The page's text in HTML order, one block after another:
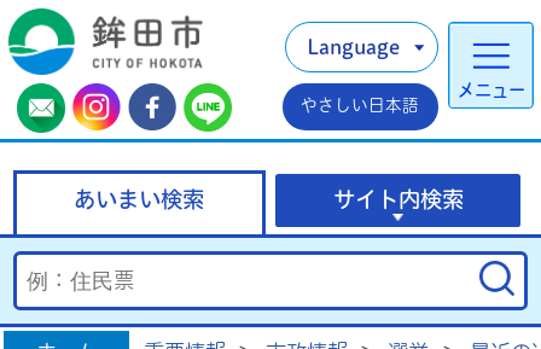
メニュー
Language
やさしい日本語
あいまい検索 サイト内検索